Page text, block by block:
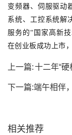
变频器、伺服驱动
系统、工控系统解
服务的“国家高新
在创业板成功上市
上一篇:十二年“
器助力印刷厂...
下一篇:端午相伴
相关推荐